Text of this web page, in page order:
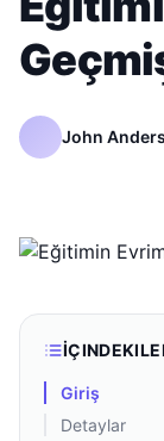
John
Giriş
Detaylar